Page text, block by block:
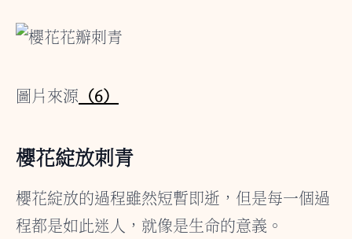
圖片來源 （6）
櫻花綻放刺青
櫻花綻放的過程雖然短暫即逝，但是每一個過
程都是如此迷人，就像是生命的意義。